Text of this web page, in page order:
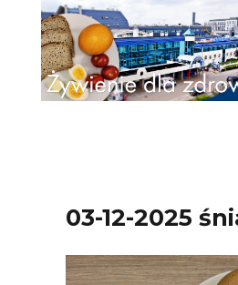
Kliniczny we
Żywienie
03-12-2025